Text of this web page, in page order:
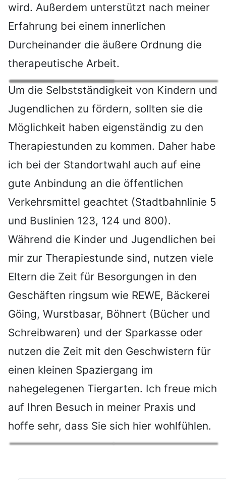
wird. Außerdem unterstützt nach meiner
Erfahrung bei einem innerlichen
Durcheinander die äußere Ordnung die
therapeutische Arbeit.
Um die Selbstständigkeit von Kindern und
Jugendlichen zu fördern, sollten sie die
Möglichkeit haben eigenständig zu den
Therapiestunden zu kommen. Daher habe
ich bei der Standortwahl auch auf eine
gute Anbindung an die öffentlichen
Verkehrsmittel geachtet (Stadtbahnlinie 5
und Buslinien 123, 124 und 800).
Während die Kinder und Jugendlichen bei
mir zur Therapiestunde sind, nutzen viele
Eltern die Zeit für Besorgungen in den
Geschäften ringsum wie REWE, Bäckerei
Göing, Wurstbasar, Böhnert (Bücher und
Schreibwaren) und der Sparkasse oder
nutzen die Zeit mit den Geschwistern für
einen kleinen Spaziergang im
nahegelegenen Tiergarten. Ich freue mich
auf Ihren Besuch in meiner Praxis und
hoffe sehr, dass Sie sich hier wohlfühlen.